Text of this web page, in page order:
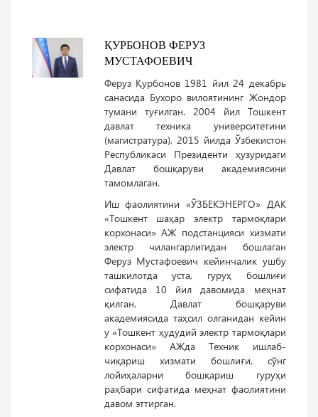
ҚУРБОНОВ ФЕРУЗ
МУСТАФОЕВИЧ
Феруз Қурбонов 1981 йил 24 декабрь
санасида Бухоро вилоятининг Жондор
тумани туғилган. 2004 йил Тошкент
давлат техника университетини
(магистратура), 2015 йилда Ўзбекистон
Республикаси Президенти ҳузуридаги
Давлат бошқаруви академиясини
тамомлаган.
Иш фаолиятини «ЎЗБЕКЭНЕРГО» ДАК
«Тошкент шаҳар электр тармоқлари
корхонаси» АЖ подстанцияси хизмати
электр чилангарлигидан бошлаган
Феруз Мустафоевич кейинчалик ушбу
ташкилотда уста, гуруҳ бошлиғи
сифатида 10 йил давомида меҳнат
қилган. Давлат бошқаруви
академиясида таҳсил олганидан кейин
у «Тошкент ҳудудий электр тармоқлари
корхонаси» АЖда Техник ишлаб-
чиқариш хизмати бошлиғи, сўнг
лойиҳаларни бошқариш гуруҳи
раҳбари сифатида меҳнат фаолиятини
давом эттирган.